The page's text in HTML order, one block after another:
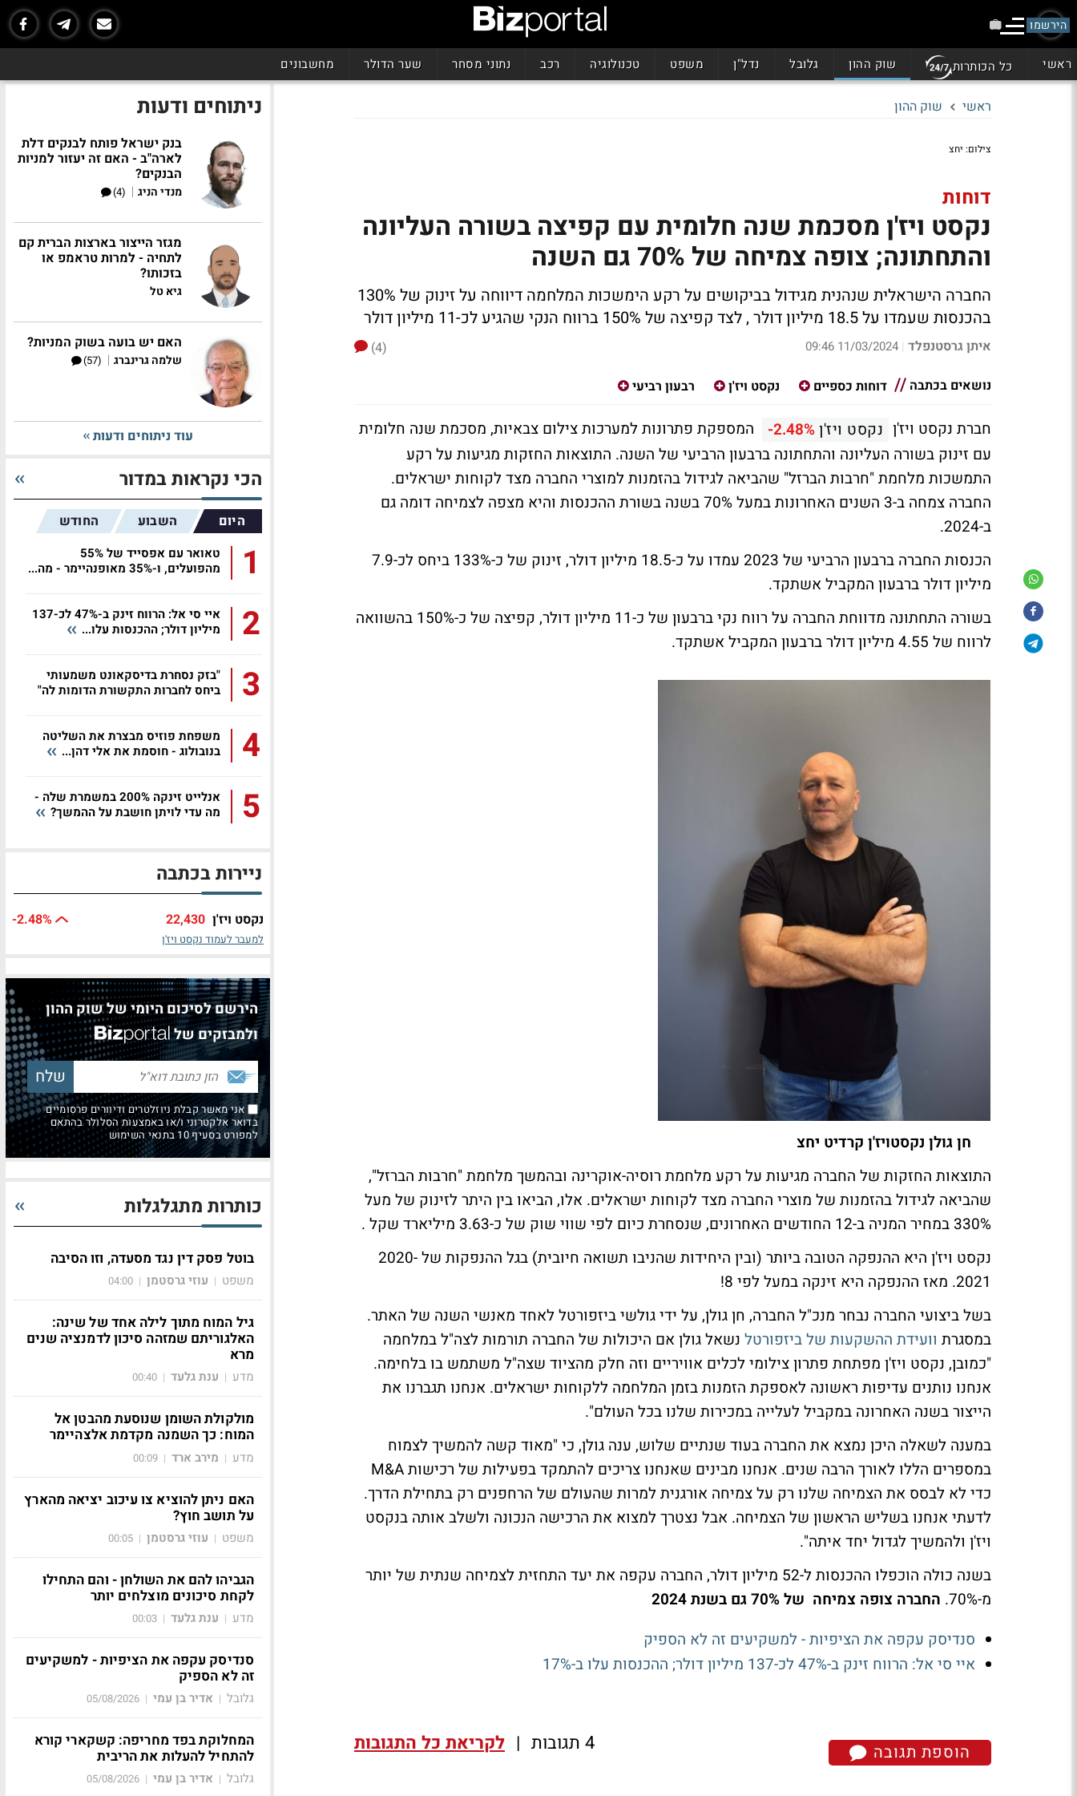
הירשמו
ראשי כל הכותרות שוק ההון גלובל נדל"ן משפט טכנולוגיה רכב נתוני מסחר שער הדולר מחשבונים
ראשי שוק ההון
צילום: יחצ
דוחות
נקסט ויז'ן מסכמת שנה חלומית עם קפיצה בשורה העליונה
והתחתונה; צופה צמיחה של 70% גם השנה
החברה הישראלית שנהנית מגידול בביקושים על רקע הימשכות המלחמה דיווחה על זינוק של 130%
בהכנסות שעמדו על 18.5 מיליון דולר , לצד קפיצה של 150% ברווח הנקי שהגיע לכ-11 מיליון דולר
איתן גרסטנפלד |
11/03/2024 09:46
(4)
נושאים בכתבה
דוחות כספיים נקסט ויז'ן רבעון רביעי
חברת נקסט ויז'ן נקסט ויז'ן-2.48%
המספקת פתרונות למערכות צילום צבאיות, מסכמת שנה חלומית
עם זינוק בשורה העליונה והתחתונה ברבעון הרביעי של השנה. התוצאות החזקות מגיעות על רקע
התמשכות מלחמת "חרבות הברזל" שהביאה לגידול בהזמנות למוצרי החברה מצד לקוחות ישראלים.
החברה צמחה ב-3 השנים האחרונות במעל 70% בשנה בשורת ההכנסות והיא מצפה לצמיחה דומה גם
ב-2024.
הכנסות החברה ברבעון הרביעי של 2023 עמדו על כ-18.5 מיליון דולר, זינוק של כ-133% ביחס לכ-7.9
מיליון דולר ברבעון המקביל אשתקד.
בשורה התחתונה מדווחת החברה על רווח נקי ברבעון של כ-11 מיליון דולר, קפיצה של כ-150% בהשוואה
לרווח של 4.55 מיליון דולר ברבעון המקביל אשתקד.
חן גולן נקסטויז'ן קרדיט יחצ
התוצאות החזקות של החברה מגיעות על רקע מלחמת רוסיה-אוקרינה ובהמשך מלחמת "חרבות הברזל",
שהביאה לגידול בהזמנות של מוצרי החברה מצד לקוחות ישראלים. אלו, הביאו בין היתר לזינוק של מעל
330% במחיר המניה ב-12 החודשים האחרונים, שנסחרת כיום לפי שווי שוק של כ-3.63 מיליארד שקל .
נקסט ויז'ן היא ההנפקה הטובה ביותר (ובין היחידות שהניבו תשואה חיובית) בגל ההנפקות של 2020-
2021. מאז ההנפקה היא זינקה במעל לפי 8!
בשל ביצועי החברה נבחר מנכ"ל החברה, חן גולן, על ידי גולשי ביזפורטל לאחד מאנשי השנה של האתר.
במסגרת וועידת ההשקעות של ביזפורטל נשאל גולן אם היכולות של החברה תורמות לצה"ל במלחמה
"כמובן, נקסט ויז'ן מפתחת פתרון צילומי לכלים אוויריים וזה חלק מהציוד שצה"ל משתמש בו בלחימה.
אנחנו נותנים עדיפות ראשונה לאספקת הזמנות בזמן המלחמה ללקוחות ישראלים. אנחנו תגברנו את
הייצור בשנה האחרונה במקביל לעלייה במכירות שלנו בכל העולם".
במענה לשאלה היכן נמצא את החברה בעוד שנתיים שלוש, ענה גולן, כי "מאוד קשה להמשיך לצמוח
במספרים הללו לאורך הרבה שנים. אנחנו מבינים שאנחנו צריכים להתמקד בפעילות של רכישות M&A
כדי לא לבסס את הצמיחה שלנו רק על צמיחה אורגנית למרות שהעולם של הרחפנים רק בתחילת הדרך.
לדעתי אנחנו בשליש הראשון של הצמיחה. אבל נצטרך למצוא את הרכישה הנכונה ולשלב אותה בנקסט
ויז'ן ולהמשיך לגדול יחד איתה".
בשנה כולה הוכפלו ההכנסות ל-52 מיליון דולר, החברה עקפה את יעד התחזית לצמיחה שנתית של יותר
מ-70%.
החברה צופה צמיחה של 70% גם בשנת 2024
סנדיסק עקפה את הציפיות - למשקיעים זה לא הספיק
איי סי אל: הרווח זינק ב-47% לכ-137 מיליון דולר; ההכנסות עלו ב-17%
הוספת תגובה 4 תגובות | לקריאת כל התגובות
ניתוחים ודעות
בנק ישראל פותח לבנקים דלת
לארה"ב - האם זה יעזור למניות
הבנקים?
מנדי הניג |
(4)
מגזר הייצור בארצות הברית קם
לתחיה - למרות טראמפ או
בזכותו?
גיא טל
האם יש בועה בשוק המניות?
שלמה גרינברג |
(57)
עוד ניתוחים ודעות
הכי נקראות במדור
היום השבוע החודש
1
טאואר עם אפסייד של 55%
מהפועלים, ו-35% מאופנהיימר - מה...
2
איי סי אל: הרווח זינק ב-47% לכ-137
מיליון דולר; ההכנסות עלו...
3
"בזק נסחרת בדיסקאונט משמעותי
ביחס לחברות התקשורת הדומות לה"
4
משפחת פוזיס מבצרת את השליטה
בנובולוג - חוסמת את אלי דהן...
5
אנלייט זינקה 200% במשמרת שלה -
מה עדי לויתן חושבת על ההמשך?
ניירות בכתבה
נקסט ויז'ן 22,430
-2.48%
למעבר לעמוד נקסט ויז'ן
הירשם לסיכום היומי של שוק ההון
ולמבזקים של
אני מאשר קבלת ניוזלטרים ודיוורים פרסומיים
בדואר אלקטרוני ו/או באמצעות הסלולר בהתאם
למפורט בסעיף 10 בתנאי השימוש
כותרות מתגלגלות
בוטל פסק דין נגד מסעדה, וזו הסיבה
משפט | עוזי גרסטמן |
04:00
גיל המוח מתוך לילה אחד של שינה:
האלגוריתם שמזהה סיכון לדמנציה שנים
מרא
מדע | ענת גלעד |
00:40
מולקולת השומן שנוסעת מהבטן אל
המוח: כך השמנה מקדמת אלצהיימר
מדע | מירב ארד |
00:09
האם ניתן להוציא צו עיכוב יציאה מהארץ
על תושב חוץ?
משפט | עוזי גרסטמן |
00:05
הגביהו להם את השולחן - והם התחילו
לקחת סיכונים מוצלחים יותר
מדע | ענת גלעד |
00:03
סנדיסק עקפה את הציפיות - למשקיעים
זה לא הספיק
גלובל | אדיר בן עמי |
05/08/2026
המחלוקת בפד מחריפה: קשקארי קורא
להתחיל להעלות את הריבית
גלובל | אדיר בן עמי |
05/08/2026